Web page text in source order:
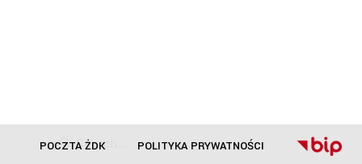
POLITYKA PRYWATNOŚCI
POCZTA ŻDK
Search